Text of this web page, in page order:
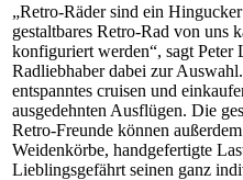
„Retro-Räder sind ein
gestaltbares Retro-Rad von uns
konfiguriert werden“, sagt Peter
Radliebhaber dabei zur
entspanntes cruisen und
ausgedehnten Ausflügen. Die
Retro-Freunde können
Weidenkörbe, handgefertigte
Lieblingsgefährt seinen ganz